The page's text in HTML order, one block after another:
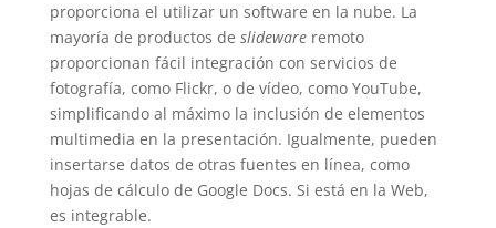
proporciona el utilizar un software en la nube. La
mayoría de productos de slidewareremoto
proporcionan fácil integración con servicios de
fotografía, como Flickr, o de vídeo, como YouTube,
simplificando al máximo la inclusión de elementos
multimedia en la presentación. Igualmente, pueden
insertarse datos de otras fuentes en línea, como
hojas de cálculo de Google Docs. Si está en la Web,
es integrable.